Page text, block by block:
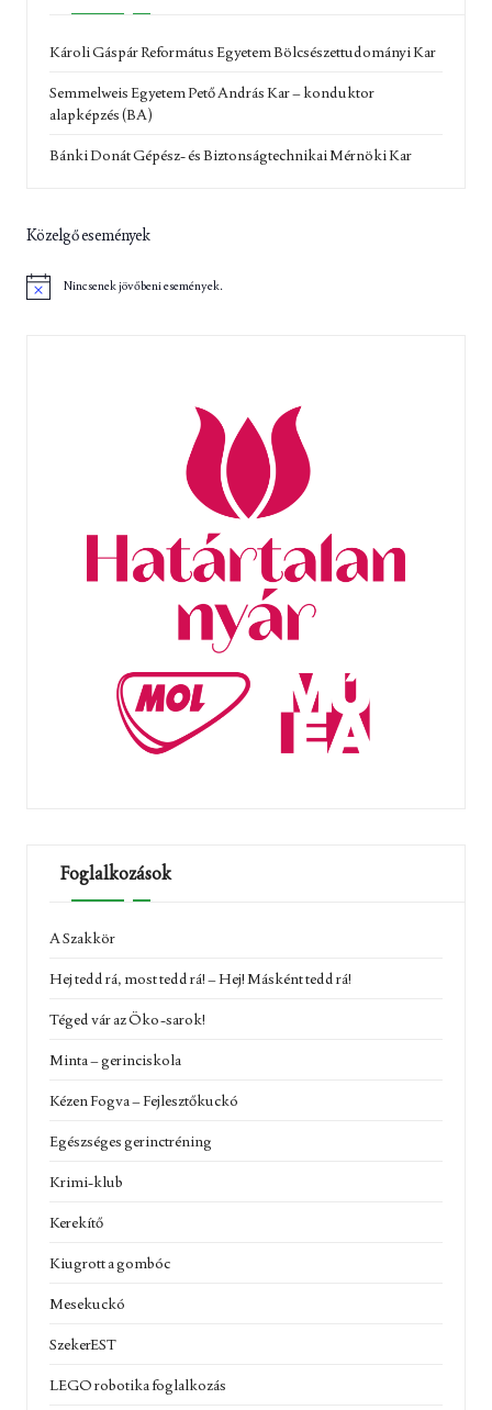
Károli Gáspár Református Egyetem Bölcsészettudományi Kar
Semmelweis Egyetem Pető András Kar – konduktor
alapképzés (BA)
Bánki Donát Gépész- és Biztonságtechnikai Mérnöki Kar
Közelgő események
Nincsenek jövőbeni események.
Foglalkozások
A Szakkör
Hej tedd rá, most tedd rá! – Hej! Másként tedd rá!
Téged vár az Öko-sarok!
Minta – gerinciskola
Kézen Fogva – Fejlesztőkuckó
Egészséges gerinctréning
Krimi-klub
Kerekítő
Kiugrott a gombóc
Mesekuckó
SzekerEST
LEGO robotika foglalkozás